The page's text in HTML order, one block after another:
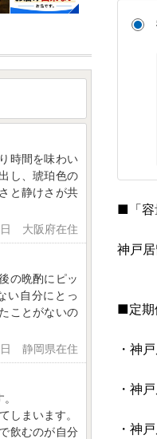
■「容
神戸
■定期
・神
・神
・神
時間を味わい
し、琥珀色の
と静けさが共
大阪府在住
の晩酌にピッ
い自分にとっ
ことがないの
静岡県在住
しまいます。
飲むのが自分